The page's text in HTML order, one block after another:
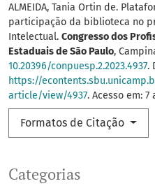
Categorias
ALMEIDA, Tania Ortin de.
participação da biblioteca no
Intelectual. Congresso dos
Estaduais de São Paulo,
10.20396/conpuesp.2.2023.4937.
https://
article/view/4937. Acesso em: 7
Formatos de Citação